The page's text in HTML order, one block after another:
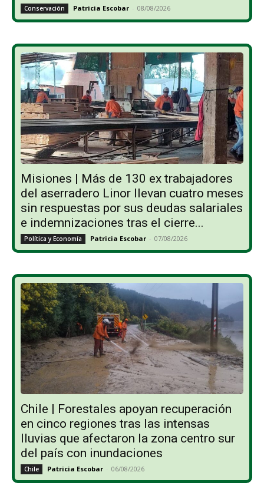
Conservación Patricia Escobar - 08/08/2026
Misiones | Más de 130 ex trabajadores
del aserradero Linor llevan cuatro meses
sin respuestas por sus deudas salariales
e indemnizaciones tras el cierre...
Política y Economía Patricia Escobar - 07/08/2026
Chile | Forestales apoyan recuperación
en cinco regiones tras las intensas
lluvias que afectaron la zona centro sur
del país con inundaciones
Chile Patricia Escobar - 06/08/2026